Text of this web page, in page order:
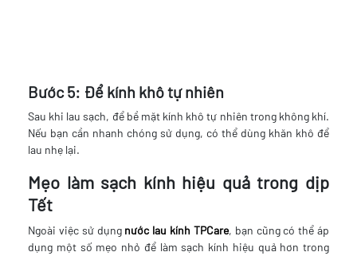
Bước 5: Để kính khô tự nhiên
Sau khi lau sạch, để bề mặt kính khô tự nhiên trong không khí.
Nếu bạn cần nhanh chóng sử dụng, có thể dùng khăn khô để
lau nhẹ lại.
Mẹo làm sạch kính hiệu quả trong dịp
Tết
Ngoài việc sử dụng nước lau kính TPCare, bạn cũng có thể áp
dụng một số mẹo nhỏ để làm sạch kính hiệu quả hơn trong